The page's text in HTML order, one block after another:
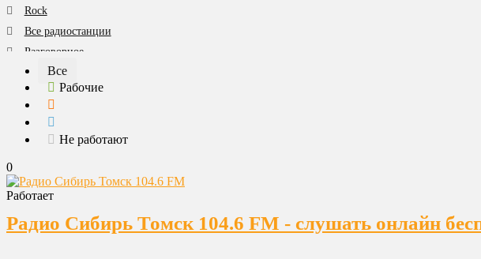
Rock
Все радиостанции
Разговорное
Танцевальная
Шансон
Все категории
Все
Рабочие
Не работают
0
Работает
Радио Сибирь Томск 104.6 FM - слушать онлайн